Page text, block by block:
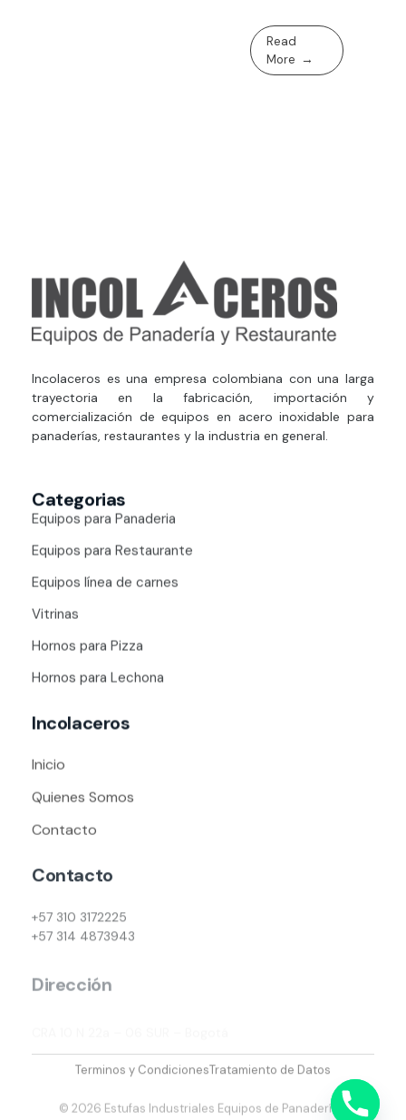
Read
More
Incolaceros es una empresa colombiana con una larga
trayectoria en la fabricación, importación y
comercialización de equipos en acero inoxidable para
panaderías, restaurantes y la industria en general.
Categorias
Equipos para Panaderia
Equipos para Restaurante
Equipos línea de carnes
Vitrinas
Hornos para Pizza
Hornos para Lechona
Incolaceros
Inicio
Quienes Somos
Contacto
Contacto
+57 310 3172225
+57 314 4873943
Dirección
Terminos y Condiciones Tratamiento de Datos